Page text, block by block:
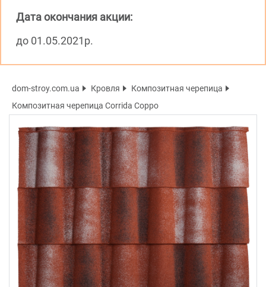
Дата окончания акции:
до 01.05.2021р.
dom-stroy.com.ua Кровля
Композитная черепица
Композитная черепица Corrida Coppo